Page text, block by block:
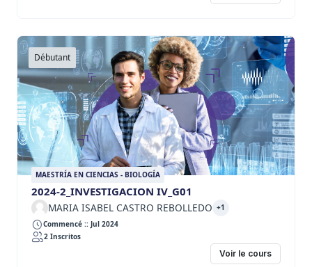
Débutant
MAESTRÍA EN CIENCIAS - BIOLOGÍA
2024-2_INVESTIGACION IV_G01
MARIA ISABEL CASTRO REBOLLEDO +1
Commencé :: Jul 2024
2 Inscritos
Voir le cours